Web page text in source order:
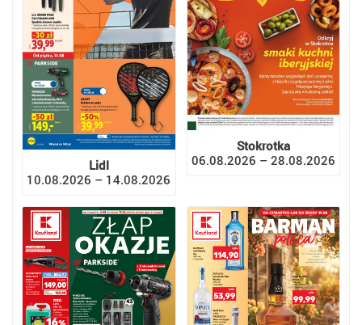
Lidl
10.08.2026 – 14.08.2026
Stokrotka
06.08.2026 – 28.08.2026